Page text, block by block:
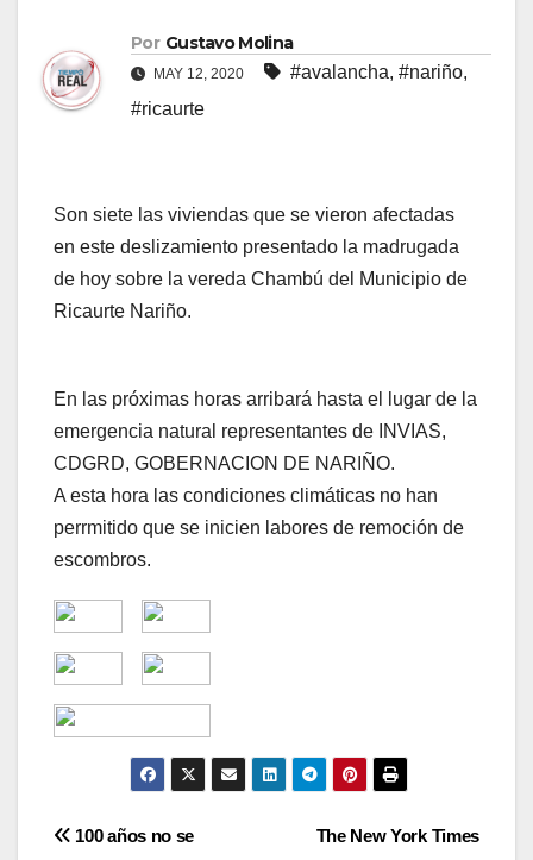
Por Gustavo Molina
MAY 12, 2020 #avalancha, #nariño,
#ricaurte
Son siete las viviendas que se vieron afectadas
en este deslizamiento presentado la madrugada
de hoy sobre la vereda Chambú del Municipio de
Ricaurte Nariño.
En las próximas horas arribará hasta el lugar de la
emergencia natural representantes de INVIAS,
CDGRD, GOBERNACION DE NARIÑO.
A esta hora las condiciones climáticas no han
perrmitido que se inicien labores de remoción de
escombros.
Navegación
The New York Times
100 años no se